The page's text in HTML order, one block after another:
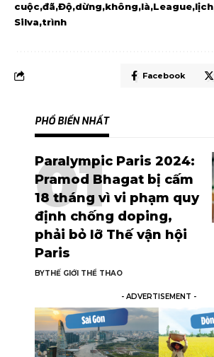
cuộc đã Độ dừng không là League lịch
Silva trình
Facebook
PHỔ BIẾN NHẤT
Paralympic Paris 2024:
Pramod Bhagat bị cấm
18 tháng vì vi phạm quy
định chống doping,
phải bỏ lỡ Thế vận hội
Paris
BYTHẾ GIỚI THỂ THAO
- ADVERTISEMENT -